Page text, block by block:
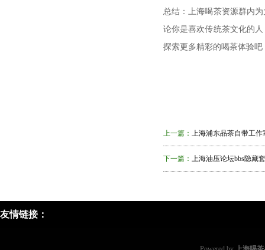
总结：上海喝茶资源群内
论你是喜欢传统茶文化的
探索更多精彩的喝茶体验吧
上一篇： 上海浦东品茶自带工作
下一篇： 上海油压论坛bbs隐藏
友情链接：